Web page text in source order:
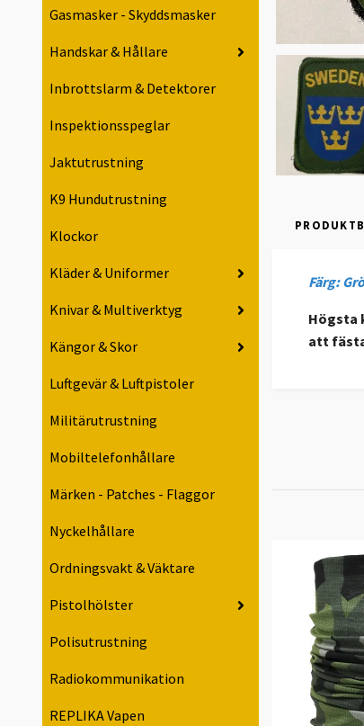
Gasmasker - Skyddsmasker
Handskar & Hållare
Inbrottslarm & Detektorer
Inspektionsspeglar
Jaktutrustning
K9 Hundutrustning
Klockor
Kläder & Uniformer
Knivar & Multiverktyg
Kängor & Skor
Luftgevär & Luftpistoler
Militärutrustning
Mobiltelefonhållare
Märken - Patches - Flaggor
Nyckelhållare
Ordningsvakt & Väktare
Pistolhölster
Polisutrustning
Radiokommunikation
REPLIKA Vapen
Färg:
Högsta
att